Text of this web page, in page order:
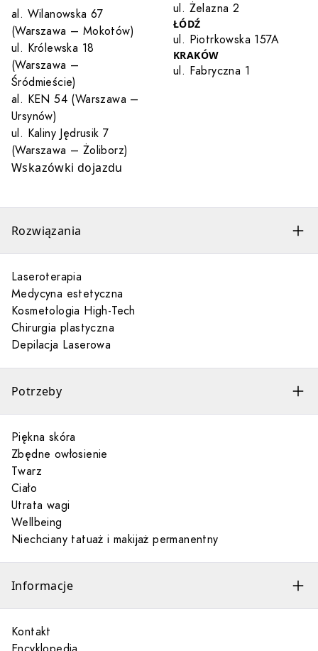
al. Wilanowska 67
(Warszawa – Mokotów)
ul. Królewska 18
(Warszawa –
Śródmieście)
al. KEN 54 (Warszawa –
Ursynów)
ul. Kaliny Jędrusik 7
(Warszawa – Żoliborz)
Wskazówki dojazdu
ul. Żelazna 2
ŁÓDŹ
ul. Piotrkowska 157A
KRAKÓW
ul. Fabryczna 1
Rozwiązania
Laseroterapia
Medycyna estetyczna
Kosmetologia High-Tech
Chirurgia plastyczna
Depilacja Laserowa
Potrzeby
Piękna skóra
Zbędne owłosienie
Twarz
Ciało
Utrata wagi
Wellbeing
Niechciany tatuaż i makijaż permanentny
Informacje
Kontakt